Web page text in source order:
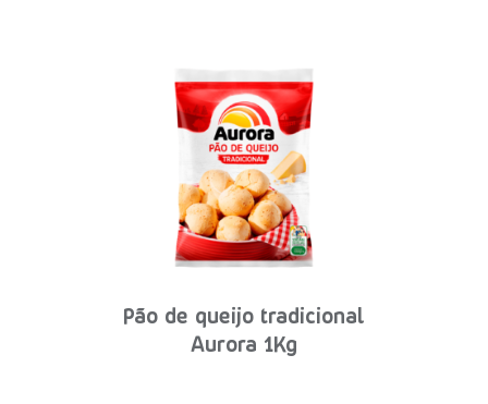
Pão de queijo tradicional
Aurora 1Kg